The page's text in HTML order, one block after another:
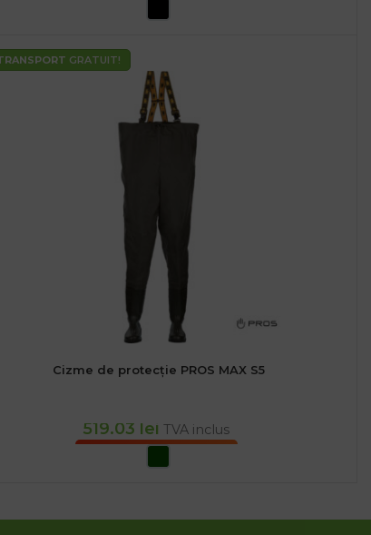
GRATUIT!
Cizme de protecție PROS MAX S5
519.03 lei TVA inclus